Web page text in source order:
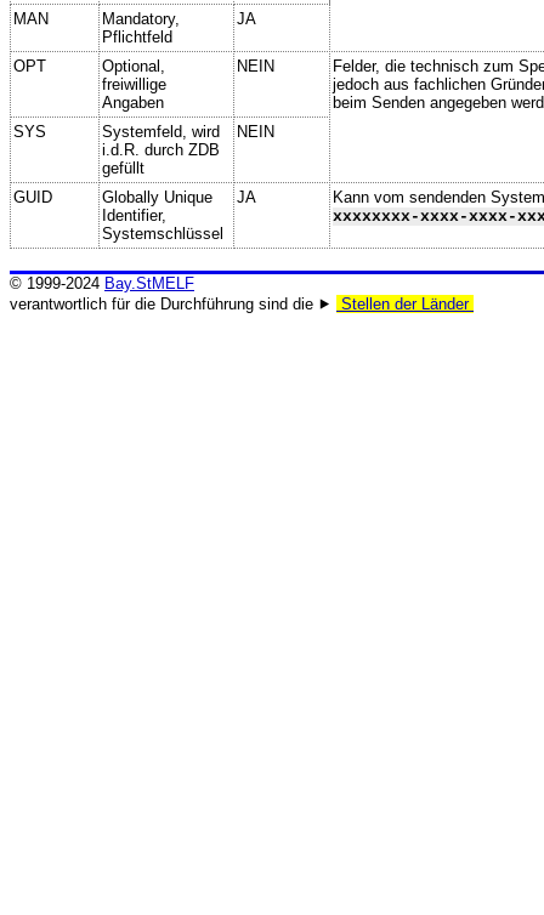
MAN
Mandatory,
Pflichtfeld
JA
OPT
Optional,
freiwillige
Angaben
NEIN
Felder, die technisch zum
jedoch aus fachlichen
beim Senden angegeben
SYS
Systemfeld, wird
i.d.R. durch ZDB
gefüllt
NEIN
GUID
Globally Unique
Identifier,
Systemschlüssel
JA
Kann vom sendenden
xxxxxxxx-xxxx-xxxx-
© 1999-2024 Bay.StMELF
verantwortlich für die Durchführung sind die ⯈
Stellen der Länder